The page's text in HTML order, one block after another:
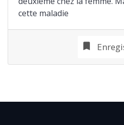
cette maladie